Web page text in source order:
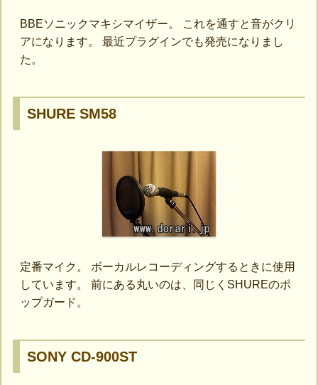
BBEソニックマキシマイザー。 これを通すと音がクリ
アになります。 最近プラグインでも発売になりまし
た。
SHURE SM58
定番マイク。 ボーカルレコーディングするときに使用
しています。 前にある丸いのは、同じくSHUREのポ
ップガード。
SONY CD-900ST